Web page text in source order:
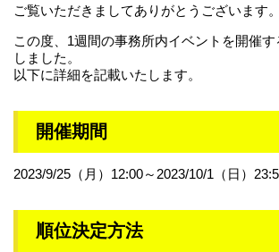
ご覧いただきましてありがとうございます。
この度、1週間の事務所内イベントを開催
しました。
以下に詳細を記載いたします。
開催期間
2023/9/25（月）12:00～2023/10/1（日）
順位決定方法